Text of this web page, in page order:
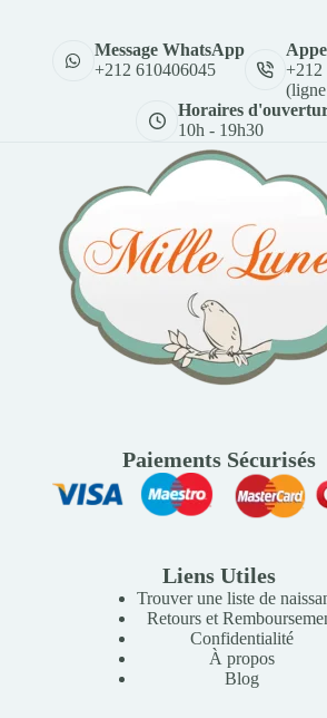
Message WhatsApp
+212 610406045
+212
Horaires
10h - 19h30
Paiements Sécurisés
Liens Utiles
Trouver une liste de
Retours et
Confidentialité
À propos
Blog